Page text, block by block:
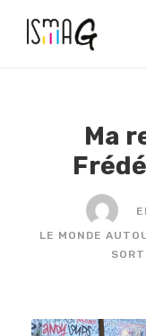
Ma
LE MONDE